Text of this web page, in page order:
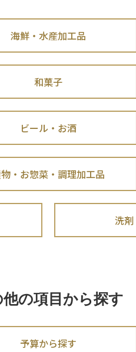
海鮮・水産加工品
和菓子
ビール・お酒
・お惣菜・調理加工品
洗
他の項目から探す
予算から探す